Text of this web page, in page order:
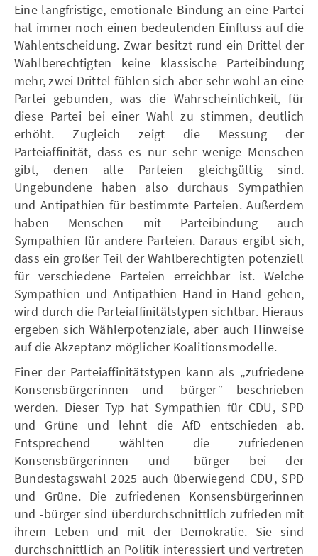
Eine langfristige, emotionale Bindung an eine Partei
hat immer noch einen bedeutenden Einfluss auf die
Wahlentscheidung. Zwar besitzt rund ein Drittel der
Wahlberechtigten keine klassische Parteibindung
mehr, zwei Drittel fühlen sich aber sehr wohl an eine
Partei gebunden, was die Wahrscheinlichkeit, für
diese Partei bei einer Wahl zu stimmen, deutlich
erhöht. Zugleich zeigt die Messung der
Parteiaffinität, dass es nur sehr wenige Menschen
gibt, denen alle Parteien gleichgültig sind.
Ungebundene haben also durchaus Sympathien
und Antipathien für bestimmte Parteien. Außerdem
haben Menschen mit Parteibindung auch
Sympathien für andere Parteien. Daraus ergibt sich,
dass ein großer Teil der Wahlberechtigten potenziell
für verschiedene Parteien erreichbar ist. Welche
Sympathien und Antipathien Hand-in-Hand gehen,
wird durch die Parteiaffinitätstypen sichtbar. Hieraus
ergeben sich Wählerpotenziale, aber auch Hinweise
auf die Akzeptanz möglicher Koalitionsmodelle.
Einer der Parteiaffinitätstypen kann als „zufriedene
Konsensbürgerinnen und -bürger“ beschrieben
werden. Dieser Typ hat Sympathien für CDU, SPD
und Grüne und lehnt die AfD entschieden ab.
Entsprechend wählten die zufriedenen
Konsensbürgerinnen und -bürger bei der
Bundestagswahl 2025 auch überwiegend CDU, SPD
und Grüne. Die zufriedenen Konsensbürgerinnen
und -bürger sind überdurchschnittlich zufrieden mit
ihrem Leben und mit der Demokratie. Sie sind
durchschnittlich an Politik interessiert und vertreten